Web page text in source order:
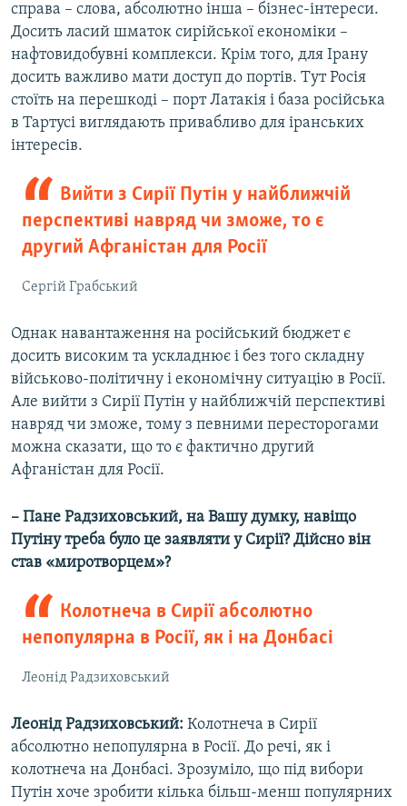
справа – слова, абсолютно інша – бізнес-інтереси.
Досить ласий шматок сирійської економіки –
нафтовидобувні комплекси. Крім того, для Ірану
досить важливо мати доступ до портів. Тут Росія
стоїть на перешкоді – порт Латакія і база російська
в Тартусі виглядають привабливо для іранських
інтересів.
Вийти з Сирії Путін у найближчій
перспективі навряд чи зможе, то є
другий Афганістан для Росії
Сергій Грабський
Однак навантаження на російський бюджет є
досить високим та ускладнює і без того складну
військово-політичну і економічну ситуацію в Росії.
Але вийти з Сирії Путін у найближчій перспективі
навряд чи зможе, тому з певними пересторогами
можна сказати, що то є фактично другий
Афганістан для Росії.
– Пане Радзиховський, на Вашу думку, навіщо
Путіну треба було це заявляти у Сирії? Дійсно він
став «миротворцем»?
Колотнеча в Сирії абсолютно
непопулярна в Росії, як і на Донбасі
Леонід Радзиховський
Леонід Радзиховський: Колотнеча в Сирії
абсолютно непопулярна в Росії. До речі, як і
колотнеча на Донбасі. Зрозуміло, що під вибори
Путін хоче зробити кілька більш-менш популярних